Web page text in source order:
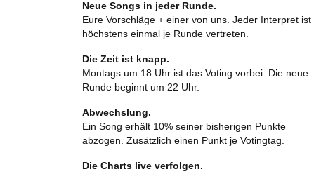
Neue Songs in jeder Runde.
Eure Vorschläge + einer von uns. Jeder Interpret ist
höchstens einmal je Runde vertreten.
Die Zeit ist knapp.
Montags um 18 Uhr ist das Voting vorbei. Die neue
Runde beginnt um 22 Uhr.
Abwechslung.
Ein Song erhält 10% seiner bisherigen Punkte
abzogen. Zusätzlich einen Punkt je Votingtag.
Die Charts live verfolgen.